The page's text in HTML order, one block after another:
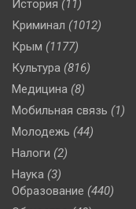
История (11)
Криминал (1012)
Крым (1177)
Культура (816)
Медицина (8)
Мобильная связь (1)
Молодежь (44)
Налоги (2)
Наука (3)
Образование (440)